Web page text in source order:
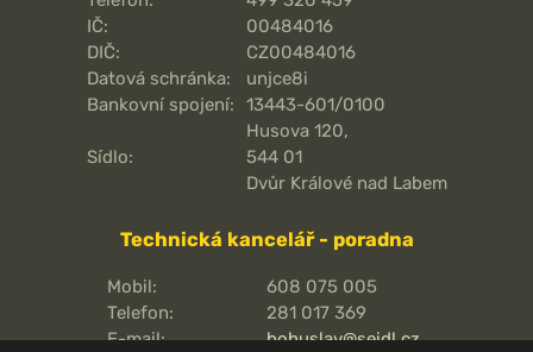
IČ:
00484016
DIČ:
CZ00484016
Datová schránka:
unjce8i
Bankovní spojení:
13443-601/0100
Sídlo:
Husova 120,
544 01
Dvůr Králové nad Labem
Technická kancelář - poradna
Mobil:
608 075 005
Telefon:
281 017 369
E-mail:
bohuslav@seidl.cz